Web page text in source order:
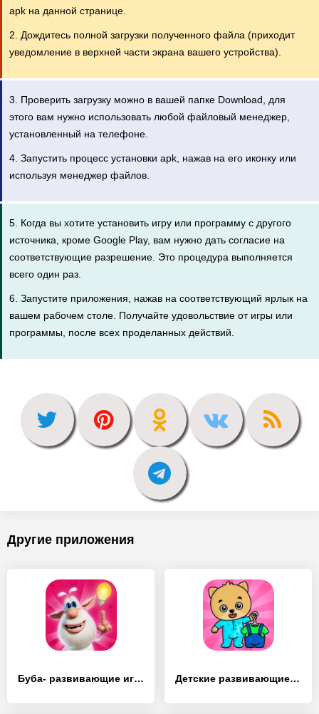
apk на данной странице.
2. Дождитесь полной загрузки полученного файла (приходит
уведомление в верхней части экрана вашего устройства).
3. Проверить загрузку можно в вашей папке Download, для
этого вам нужно использовать любой файловый менеджер,
установленный на телефоне.
4. Запустить процесс установки apk, нажав на его иконку или
используя менеджер файлов.
5. Когда вы хотите установить игру или программу с другого
источника, кроме Google Play, вам нужно дать согласие на
соответствующие разрешение. Это процедура выполняется
всего один раз.
6. Запустите приложения, нажав на соответствующий ярлык на
вашем рабочем столе. Получайте удовольствие от игры или
программы, после всех проделанных действий.
Другие приложения
Буба- развивающие игры - [MOD Бесконечные монеты] Детские развивающие игры - [MOD Бесконечные монеты]